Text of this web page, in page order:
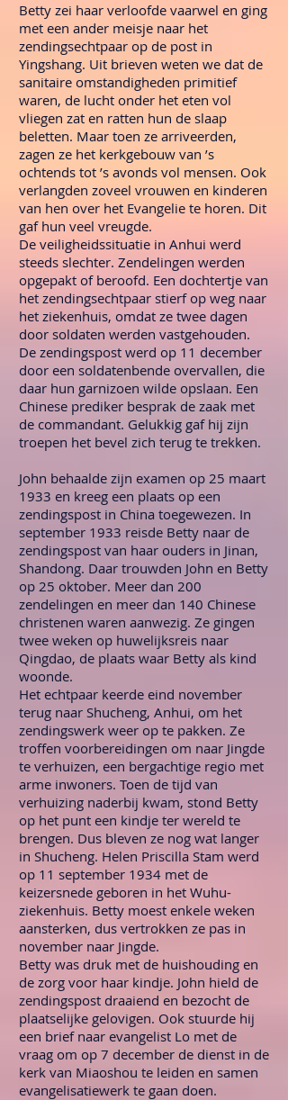
Betty zei haar verloofde vaarwel en ging
met een ander meisje naar het
zendingsechtpaar op de post in
Yingshang. Uit brieven weten we dat de
sanitaire omstandigheden primitief
waren, de lucht onder het eten vol
vliegen zat en ratten hun de slaap
beletten. Maar toen ze arriveerden,
zagen ze het kerkgebouw van ’s
ochtends tot ’s avonds vol mensen. Ook
verlangden zoveel vrouwen en kinderen
van hen over het Evangelie te horen. Dit
gaf hun veel vreugde.
De veiligheidssituatie in Anhui werd
steeds slechter. Zendelingen werden
opgepakt of beroofd. Een dochtertje van
het zendingsechtpaar stierf op weg naar
het ziekenhuis, omdat ze twee dagen
door soldaten werden vastgehouden.
De zendingspost werd op 11 december
door een soldatenbende overvallen, die
daar hun garnizoen wilde opslaan. Een
Chinese prediker besprak de zaak met
de commandant. Gelukkig gaf hij zijn
troepen het bevel zich terug te trekken.
John behaalde zijn examen op 25 maart
1933 en kreeg een plaats op een
zendingspost in China toegewezen. In
september 1933 reisde Betty naar de
zendingspost van haar ouders in Jinan,
Shandong. Daar trouwden John en Betty
op 25 oktober. Meer dan 200
zendelingen en meer dan 140 Chinese
christenen waren aanwezig. Ze gingen
twee weken op huwelijksreis naar
Qingdao, de plaats waar Betty als kind
woonde.
Het echtpaar keerde eind november
terug naar Shucheng, Anhui, om het
zendingswerk weer op te pakken. Ze
troffen voorbereidingen om naar Jingde
te verhuizen, een bergachtige regio met
arme inwoners. Toen de tijd van
verhuizing naderbij kwam, stond Betty
op het punt een kindje ter wereld te
brengen. Dus bleven ze nog wat langer
in Shucheng. Helen Priscilla Stam werd
op 11 september 1934 met de
keizersnede geboren in het Wuhu-
ziekenhuis. Betty moest enkele weken
aansterken, dus vertrokken ze pas in
november naar Jingde.
Betty was druk met de huishouding en
de zorg voor haar kindje. John hield de
zendingspost draaiend en bezocht de
plaatselijke gelovigen. Ook stuurde hij
een brief naar evangelist Lo met de
vraag om op 7 december de dienst in de
kerk van Miaoshou te leiden en samen
evangelisatiewerk te gaan doen.